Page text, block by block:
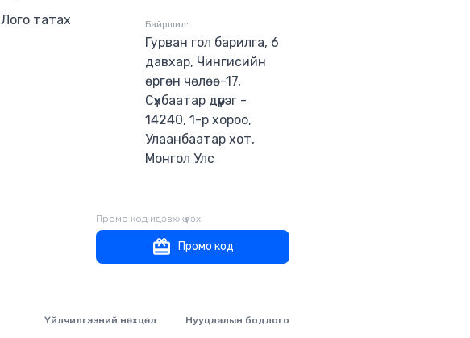
Лого татах
Байршил:
Гурван гол барилга, 6
давхар, Чингисийн
өргөн чөлөө-17,
Сүхбаатар дүүрэг -
14240, 1-р хороо,
Улаанбаатар хот,
Монгол Улс
Промо код идэвхжүүлэх
Промо код
Үйлчилгээний нөхцөл Нууцлалын бодлого